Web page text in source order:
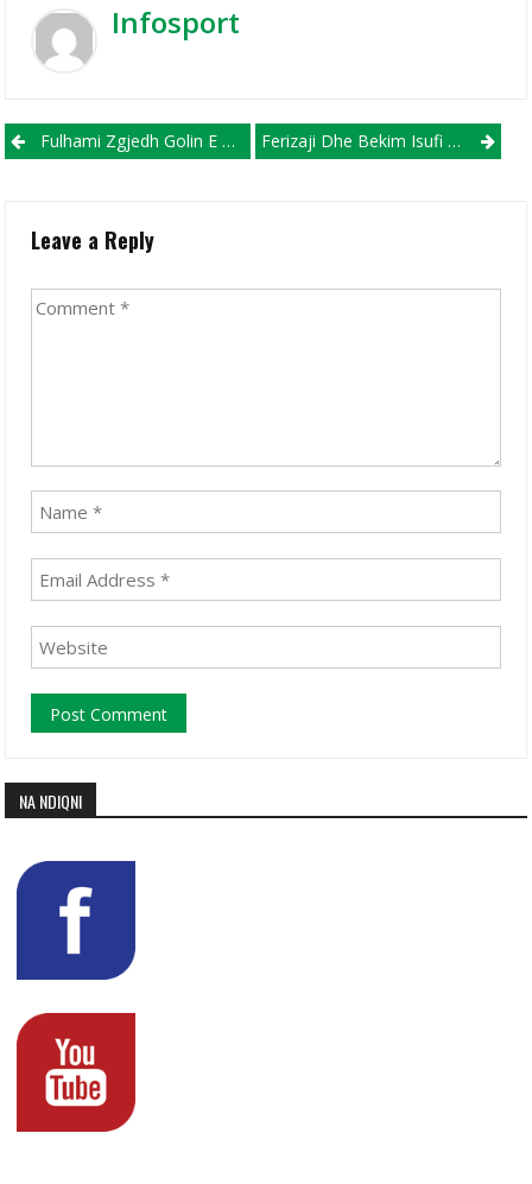
Infosport
Post navigation
Fulhami Zgjedh Golin E Struganit, Pajtim Kasami Si Më Të Mirin E Dekadës Ferizaji Dhe Bekim Isufi Vazhdojnë Bashkëpunimin
Leave a Reply
NA NDIQNI